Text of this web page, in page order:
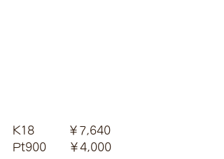
K18　　　￥7,640
Pt900　　￥4,000